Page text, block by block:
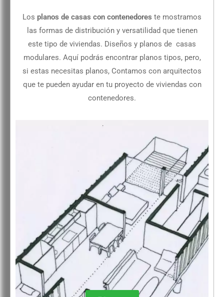
Los planos de casas con contenedores te mostramos
las formas de distribución y versatilidad que tienen
este tipo de viviendas. Diseños y planos de casas
modulares. Aquí podrás encontrar planos tipos, pero,
si estas necesitas planos, Contamos con arquitectos
que te pueden ayudar en tu proyecto de viviendas con
contenedores.